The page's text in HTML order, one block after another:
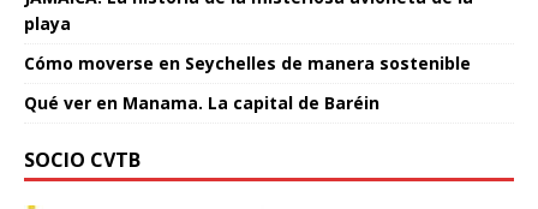
playa
Cómo moverse en Seychelles de manera sostenible
Qué ver en Manama. La capital de Baréin
SOCIO CVTB